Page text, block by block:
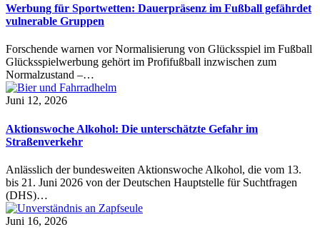
Werbung für Sportwetten: Dauerpräsenz im Fußball gefährdet
vulnerable Gruppen
Forschende warnen vor Normalisierung von Glücksspiel im Fußball
Glücksspielwerbung gehört im Profifußball inzwischen zum
Normalzustand –…
Juni 12, 2026
Aktionswoche Alkohol: Die unterschätzte Gefahr im
Straßenverkehr
Anlässlich der bundesweiten Aktionswoche Alkohol, die vom 13.
bis 21. Juni 2026 von der Deutschen Hauptstelle für Suchtfragen
(DHS)…
Juni 16, 2026